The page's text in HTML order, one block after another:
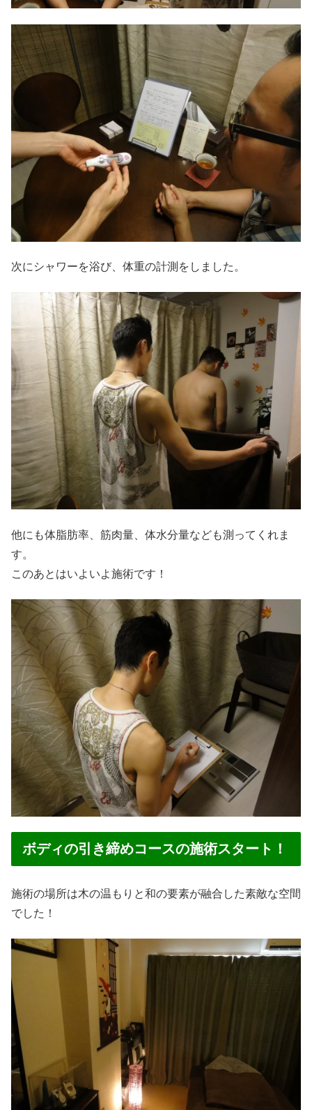
次にシャワーを浴び、体重の計測をしました。
他にも体脂肪率、筋肉量、体水分量なども測ってくれま
す。
このあとはいよいよ施術です！
ボディの引き締めコースの施術スタート！
施術の場所は木の温もりと和の要素が融合した素敵な空間
でした！